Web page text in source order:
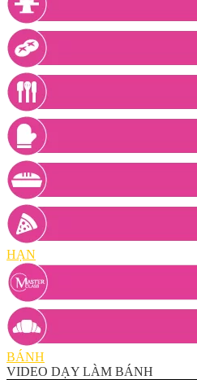
HẠN
BÁNH
VIDEO DẠY LÀM BÁNH